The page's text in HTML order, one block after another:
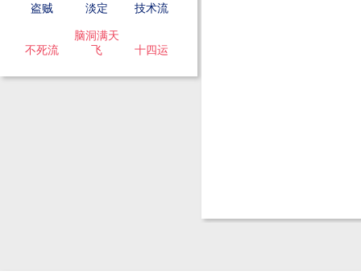
盗贼 淡定 技术流
不死流
脑洞满天
飞
十四运